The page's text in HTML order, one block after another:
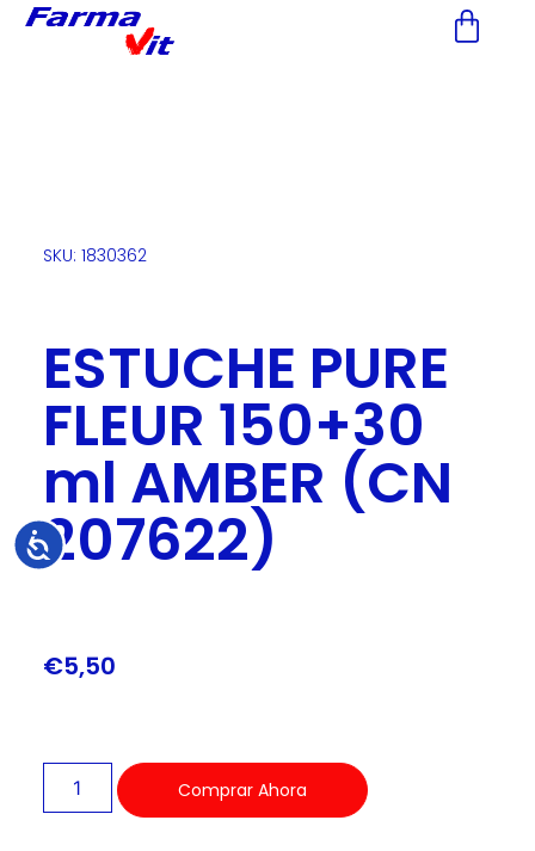
Nota:
accesibilidad.
Accesibilidad
SKU: 1830362
ESTUCHE PURE
FLEUR 150+30
ml AMBER (CN
207622)
€5,50
Comprar Ahora